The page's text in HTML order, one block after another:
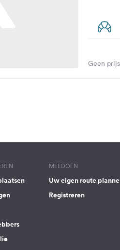
Geen
MEEDOEN
Uw eigen route
Registreren